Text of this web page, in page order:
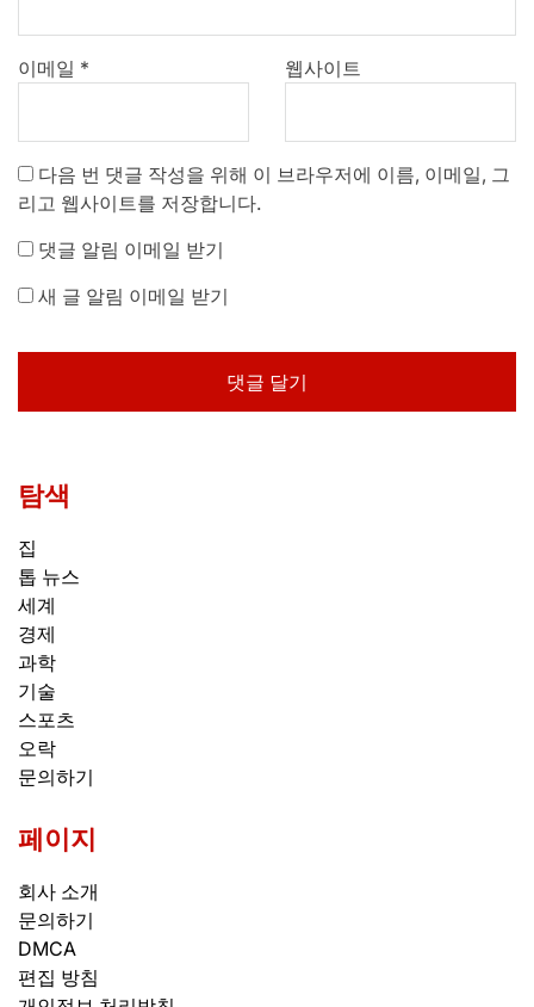
이메일 * 웹사이트
다음 번 댓글 작성을 위해 이 브라우저에 이름, 이메일, 그
리고 웹사이트를 저장합니다.
댓글 알림 이메일 받기
새 글 알림 이메일 받기
탐색
집
톱 뉴스
세계
경제
과학
기술
스포츠
오락
문의하기
페이지
회사 소개
문의하기
DMCA
편집 방침